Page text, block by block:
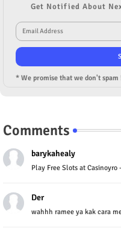
Get Notified About
* We promise that we don't spam
Comments
barykahealy
Play Free Slots at Casinoyro
Der
wahhh ramee ya kak cara